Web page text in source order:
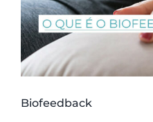
Biofeedback